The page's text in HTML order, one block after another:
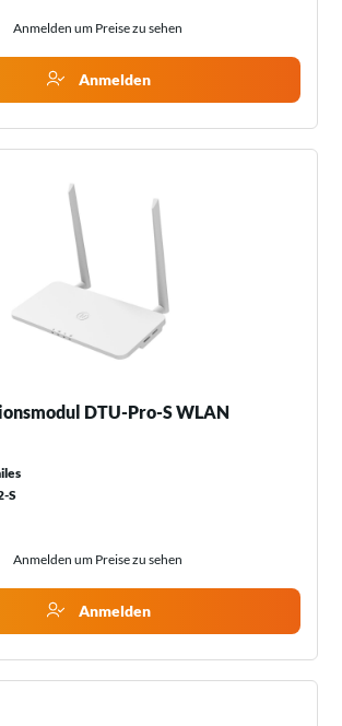
Anmelden um Preise zu sehen
Anmelden
DTU-Pro-S WLAN
S
Anmelden um Preise zu sehen
Anmelden